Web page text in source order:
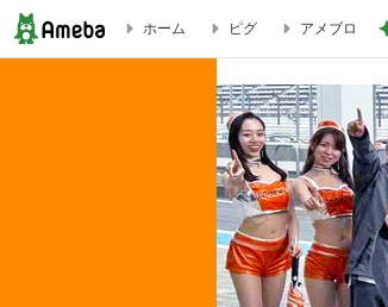
スポーツ走行向け オイル容量UPデフカ
ホーム ピグ アメブロ